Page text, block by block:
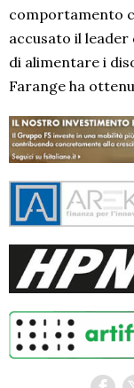
comportamento
accusato il
di alimentare i
Farange ha